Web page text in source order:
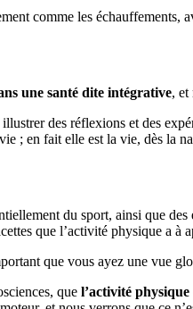
comme les échauffements,
une santé dite intégrative, et
des réflexions et des
; en fait elle est la vie, dès la
du sport, ainsi que
que l’activité physique a à
que vous ayez une vue
que l’activité physique